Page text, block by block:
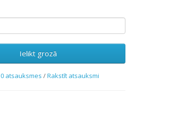
Ielikt grozā
0 atsauksmes /Rakstīt atsauksmi